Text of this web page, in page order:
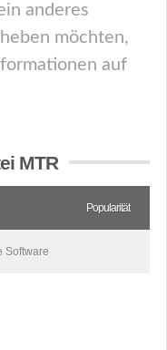
anderes
möchten,
auf
MTR
Popularität
Software